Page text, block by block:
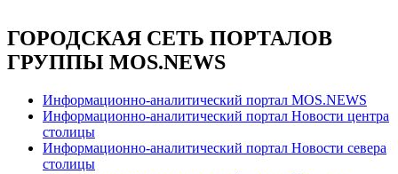
ГОРОДСКАЯ СЕТЬ ПОРТАЛОВ
ГРУППЫ MOS.NEWS
Информационно-аналитический портал MOS.NEWS
Информационно-аналитический портал Новости центра
столицы
Информационно-аналитический портал Новости севера
столицы